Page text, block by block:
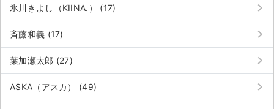
サイト情報
チケットジャム運営会社
チケットジャム利用規約
氷川きよし（KIINA.） (17) keyboard_arrow_right
斉藤和義 (17) keyboard_arrow_right
葉加瀬太郎 (27) keyboard_arrow_right
ASKA（アスカ） (49) keyboard_arrow_right